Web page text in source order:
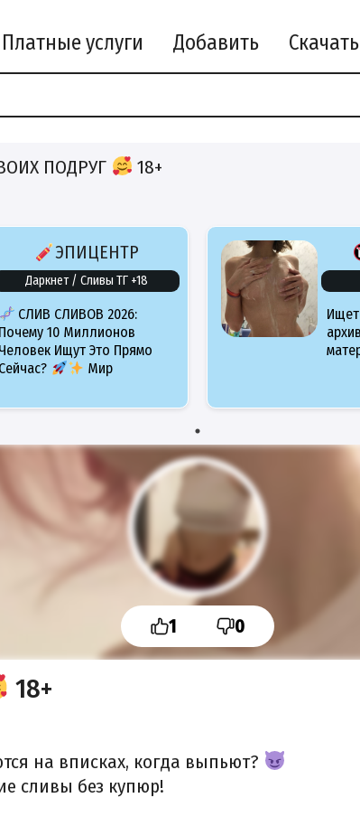
Платные услуги Добавить Скачать
ПОДРУГ 18+
ЭПИЦЕНТР
Даркнет / Сливы ТГ +18
СЛИВ СЛИВОВ 2026:
Почему 10 Миллионов
Человек Ищут Это Прямо
Сейчас?
Мир
1 0
18+
на вписках, когда выпьют?
сливы без купюр!